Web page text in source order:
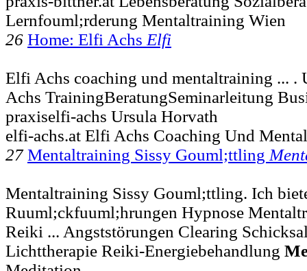
Lernfouml;rderung Mentaltraining Wien
26 Home: Elfi Achs Elfi
Elfi Achs coaching und mentaltraining ...
Achs TrainingBeratungSeminarleitung
praxiselfi-achs Ursula Horvath
elfi-achs.at Elfi Achs Coaching Und
27 Mentaltraining Sissy Gouml;ttling
Mentaltraining Sissy Gouml;ttling. Ich
Ruuml;ckfuuml;hrungen Hypnose
Reiki ... Angststörungen Clearing
Lichttherapie Reiki-Energiebehandlung